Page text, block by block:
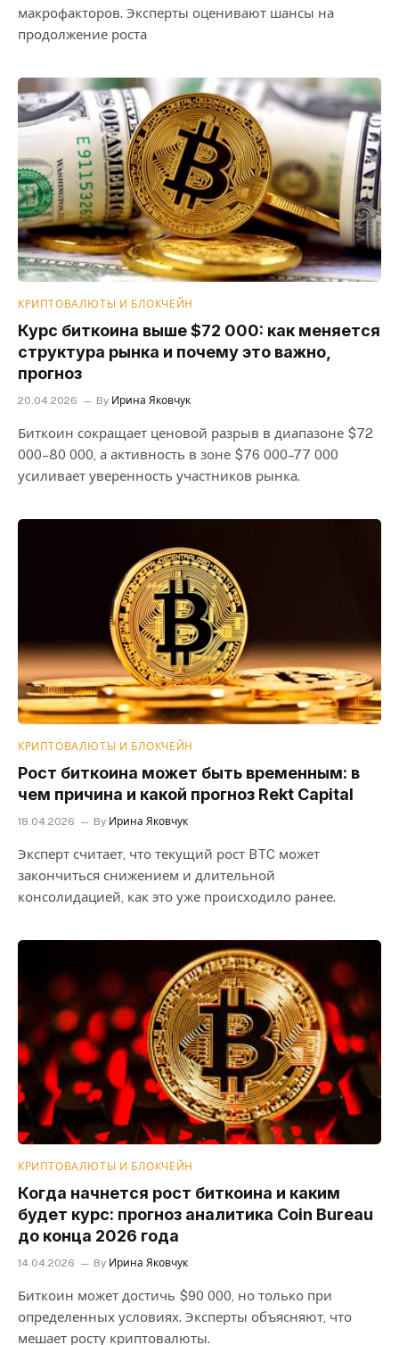
макрофакторов. Эксперты оценивают шансы на
продолжение роста
КРИПТОВАЛЮТЫ И БЛОКЧЕЙН
Курс биткоина выше $72 000: как меняется
структура рынка и почему это важно,
прогноз
20.04.2026 By Ирина Яковчук
Биткоин сокращает ценовой разрыв в диапазоне $72
000–80 000, а активность в зоне $76 000–77 000
усиливает уверенность участников рынка.
КРИПТОВАЛЮТЫ И БЛОКЧЕЙН
Рост биткоина может быть временным: в
чем причина и какой прогноз Rekt Capital
18.04.2026 By Ирина Яковчук
Эксперт считает, что текущий рост BTC может
закончиться снижением и длительной
консолидацией, как это уже происходило ранее.
КРИПТОВАЛЮТЫ И БЛОКЧЕЙН
Когда начнется рост биткоина и каким
будет курс: прогноз аналитика Coin Bureau
до конца 2026 года
14.04.2026 By Ирина Яковчук
Биткоин может достичь $90 000, но только при
определенных условиях. Эксперты объясняют, что
мешает росту криптовалюты.